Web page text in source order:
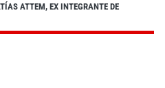
ATTEM, EX INTEGRANTE DE